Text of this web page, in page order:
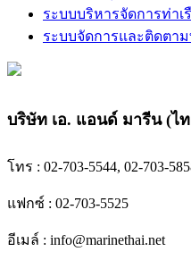
ระบบบริหารจัดการท่าเ
ระบบจัดการและติดตา
บริษัท เอ. แอนด์ มารีน (ไ
โทร : 02-703-5544, 02-703-
แฟกซ์ : 02-703-5525
อีเมล์ : info@marinethai.net